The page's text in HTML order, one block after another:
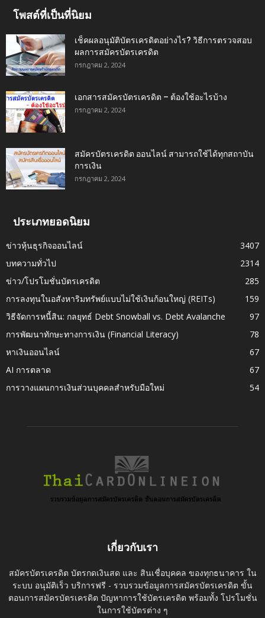
โพสต์ที่เป็นที่นิยม
เช็คผลอนุมัติบัตรเครดิตอย่างไร? วิธีการตรวจสอบ
ผลการสมัครบัตรเครดิต
กรกฎาคม 2, 2024
เอกสารสมัครบัตรเครดิต – ต้องใช้อะไรบ้าง
กรกฎาคม 2, 2024
สมัครบัตรเครดิต ออนไลน์ สามารถใช้ได้ทุกสถาบัน
การเงิน
กรกฎาคม 2, 2024
ประเภทยอดนิยม
ข่าวหุ้นธุรกิจออนไลน์
3407
บทความทั่วไป
2314
ข่าว/โปรโมชั่นบัตรเครดิต
285
การลงทุนในอสังหาริมทรัพย์แบบไม่ใช้เงินก้อนใหญ่ (REITs)
159
วิธีจัดการหนี้สิน: กลยุทธ์ Debt Snowball vs. Debt Avalanche
97
การพัฒนาทักษะทางการเงิน (Financial Literacy)
78
หาเงินออนไลน์
67
AI การตลาด
67
การวางแผนการเงินส่วนบุคคลสำหรับมือใหม่
54
เกี่ยวกับเรา
สมัครบัตรเครดิต บัตรกดเงินสด และ สินเชื่อบุคคล ของทุกธนาคาร ใน
ระบบ อนุมัติเร็ว บริการฟรี - รวบรวมข้อมูลการสมัครบัตรเครดิต ขั้น
ตอนการสมัครบัตรเครดิต ปัญหาการใช้บัตรเครดิต พร้อมทั้ง โปรโมชั่น
ในการใช้บัตรต่าง ๆ